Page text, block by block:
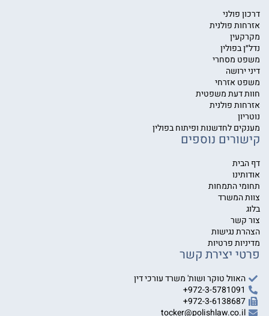
דרכון פולני
אזרחות פולנית
מקרקעין
נדל״ן בפולין
משפט מסחרי
דיני ירושה
משפט אזרחי
חוות דעת משפטית
אזרחות פולנית
נוטריון
מענקים לחדשנות ופיתוח בפולין
קישורים נוספים
דף הבית
אודותינו
תחומי התמחות
צוות המשרד
בלוג
צור קשר
הצהרת נגישות
מדיניות פרטיות
פרטי יצירת קשר
האוול טוקר ושות' משרד עורכי דין
972-3-5781091+
972-3-6138687+
tocker@polishlaw.co.il